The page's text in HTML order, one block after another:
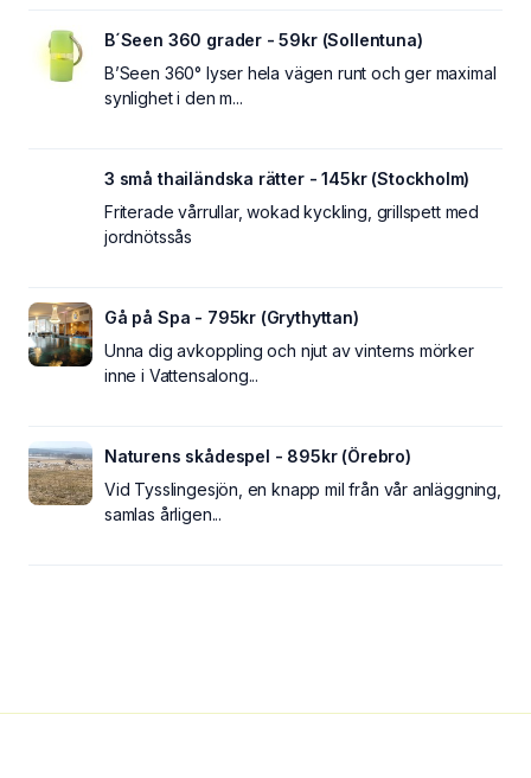
B´Seen 360 grader - 59kr (Sollentuna)
B’Seen 360° lyser hela vägen runt och ger maximal
synlighet i den m...
3 små thailändska rätter - 145kr (Stockholm)
Friterade vårrullar, wokad kyckling, grillspett med
jordnötssås
Gå på Spa - 795kr (Grythyttan)
Unna dig avkoppling och njut av vinterns mörker
inne i Vattensalong...
Naturens skådespel - 895kr (Örebro)
Vid Tysslingesjön, en knapp mil från vår anläggning,
samlas årligen...